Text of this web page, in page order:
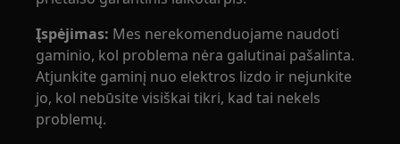
Įspėjimas: Mes nerekomenduojame naudoti
gaminio, kol problema nėra galutinai pašalinta.
Atjunkite gaminį nuo elektros lizdo ir nejunkite
jo, kol nebūsite visiškai tikri, kad tai nekels
problemų.